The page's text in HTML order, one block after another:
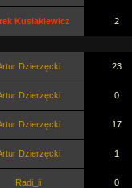
Kusiakiewicz 2
Dzierzęcki 23
Dzierzęcki 0
Dzierzęcki 17
Dzierzęcki 1
Radi_ii 0